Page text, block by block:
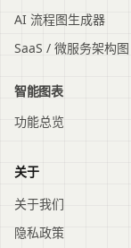
AI 流程图生成器
SaaS / 微服务架构图
智能图表
功能总览
关于
关于我们
隐私政策